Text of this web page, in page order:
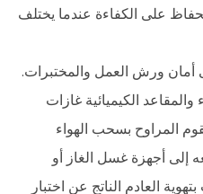
على الكفاءة عندما يختلف
أمان ورش العمل والمختبرات.
الكيميائية غازات
المراوح بسحب الهواء
إلى أجهزة غسل الغاز أو
العادم الناتج عن اختبار